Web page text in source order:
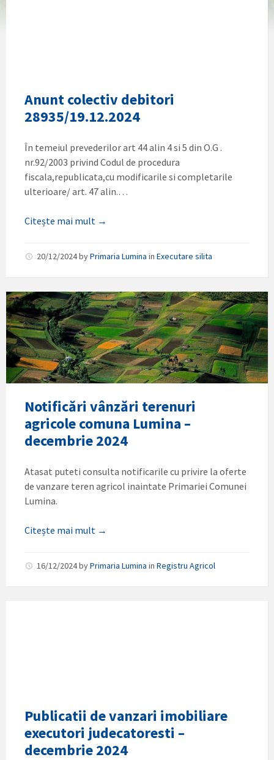
Anunt colectiv debitori
28935/19.12.2024
În temeiul prevederilor art 44 alin 4 si 5 din O.G .
nr.92/2003 privind Codul de procedura
fiscala,republicata,cu modificarile si completarile
ulterioare/ art. 47 alin.…
Citește mai mult →
20/12/2024byPrimaria Lumina in Executare silita
Notificări vânzări terenuri
agricole comuna Lumina –
decembrie 2024
Atasat puteti consulta notificarile cu privire la oferte
de vanzare teren agricol inaintate Primariei Comunei
Lumina.
Citește mai mult →
16/12/2024byPrimaria Lumina in Registru Agricol
Publicatii de vanzari imobiliare
executori judecatoresti –
decembrie 2024